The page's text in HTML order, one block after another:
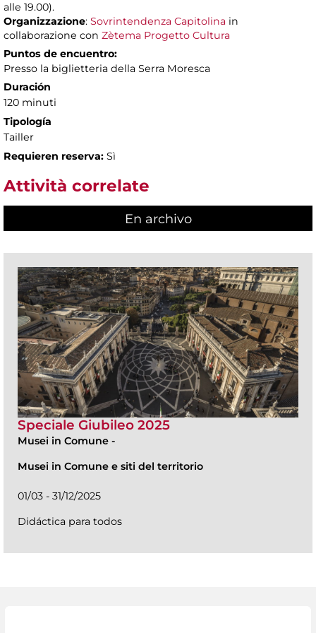
alle 19.00).
Organizzazione: Sovrintendenza Capitolina in
collaborazione con Zètema Progetto Cultura
Puntos de encuentro:
Presso la biglietteria della Serra Moresca
Duración
120 minuti
Tipología
Tailler
Requieren reserva: Sì
Attività correlate
En archivo
Speciale Giubileo 2025
Musei in Comune -
Musei in Comune e siti del territorio
01/03 - 31/12/2025
Didáctica para todos